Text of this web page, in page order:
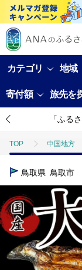
カテゴリ 地域
寄付額 旅先を
「ふる
TOP 中国地方
TOP
魚介類
鳥取県 鳥取市